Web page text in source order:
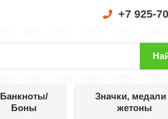
+7 925-
Банкноты/
Боны
Значки, медали
жетоны